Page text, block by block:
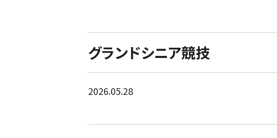
グランドシニア競技
2026.05.28